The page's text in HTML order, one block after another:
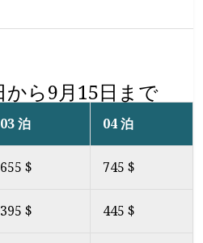
から9月15日まで
03 泊 04 泊
655 $ 745 $
395 $ 445 $